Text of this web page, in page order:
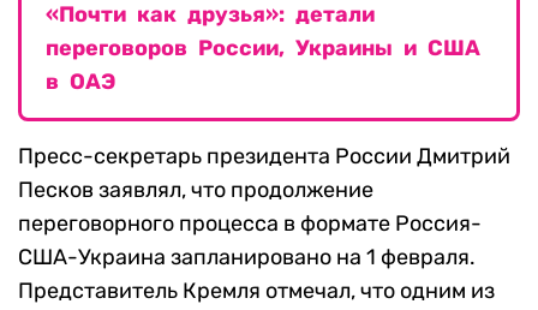
«Почти как друзья»: детали
переговоров России, Украины и США
в ОАЭ
Пресс-секретарь президента России Дмитрий
Песков заявлял, что продолжение
переговорного процесса в формате Россия-
США-Украина запланировано на 1 февраля.
Представитель Кремля отмечал, что одним из